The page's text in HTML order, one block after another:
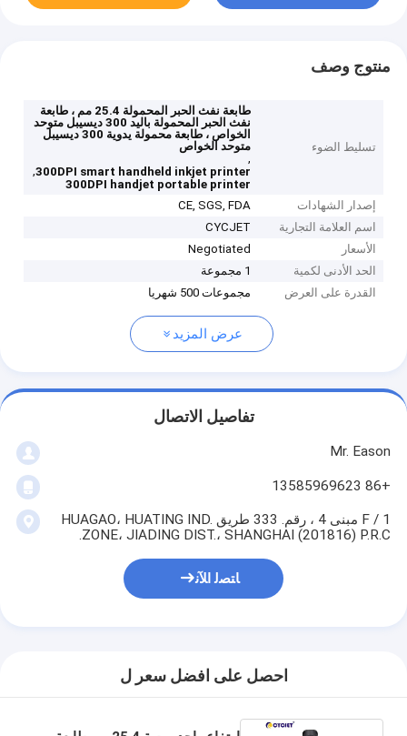
منتوج وصف
تسليط الضوء
طابعة نفث الحبر المحمولة 25.4 مم ، طابعة
نفث الحبر المحمولة باليد 300 ديسيبل متوحد
الخواص ، طابعة محمولة يدوية 300 ديسيبل
متوحد الخواص
,
300DPI smart handheld inkjet printer
,
300DPI handjet portable printer
إصدار الشهادات
CE, SGS, FDA
اسم العلامة التجارية
CYCJET
الأسعار
Negotiated
الحد الأدنى لكمية
1 مجموعة
القدرة على العرض
مجموعات 500 شهريا
عرض المزيد
تفاصيل الاتصال
Mr. Eason
+86 13585969623
1 / F مبنى 4 ، رقم. 333 طريق HUAGAO، HUATING IND.
ZONE، JIADING DIST.، SHANGHAI (201816) P.R.C.
ﺎﺘﺼﻟ ﺍﻶﻧ
احصل على افضل سعر ل